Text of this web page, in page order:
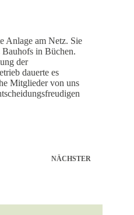
Anlage am Netz. Sie
in Büchen.
der
dauerte es
Mitglieder von uns
NÄCHSTER